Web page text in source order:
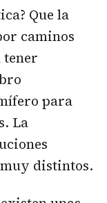
Que la
caminos
tener
para
La
distintos.